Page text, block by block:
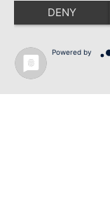
DENY
Powered by